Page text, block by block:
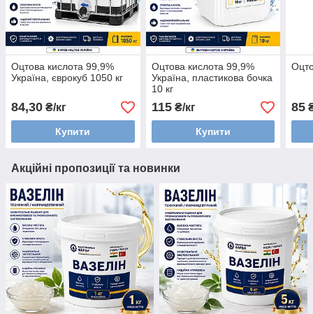
Оцтова кислота 99,9%
Україна, єврокуб 1050 кг
84,30 ₴/кг
Купити
Оцтова кислота 99,9%
Україна, пластикова бочка
10 кг
115₴/кг
Купити
85
Акційні пропозиції та новинки